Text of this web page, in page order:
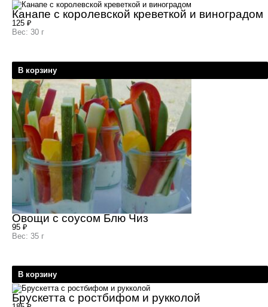
Канапе с королевской креветкой и виноградом
125 ₽
Вес: 30 г
В корзину
Овощи с соусом Блю Чиз
95 ₽
Вес: 35 г
В корзину
Брускетта с ростбифом и рукколой